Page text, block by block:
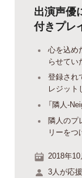
出演声優
付きプレ
心を込め
らせてい
登録され
レジット
「隣人-
隣人のプ
リーを
2018年
3人が応